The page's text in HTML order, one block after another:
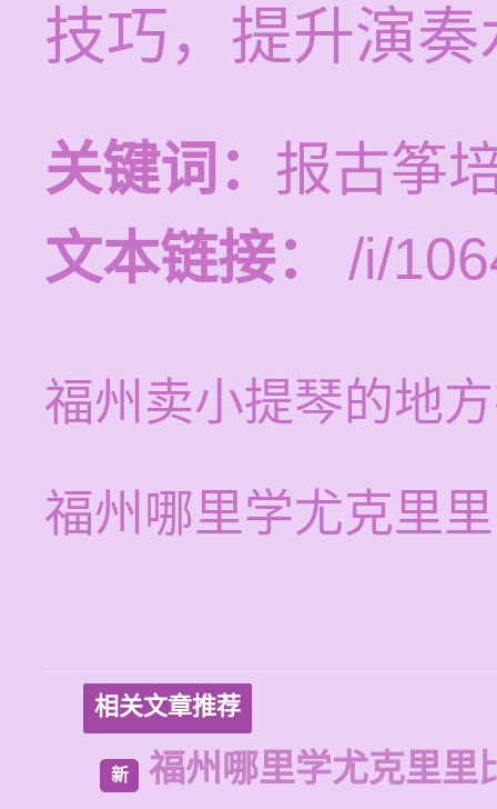
技巧，提升演
关键词： 报古筝
文本链接：
/i/
福州卖小提琴的地
福州哪里学尤克里
相关文章推荐
新 福州哪里学尤克里里